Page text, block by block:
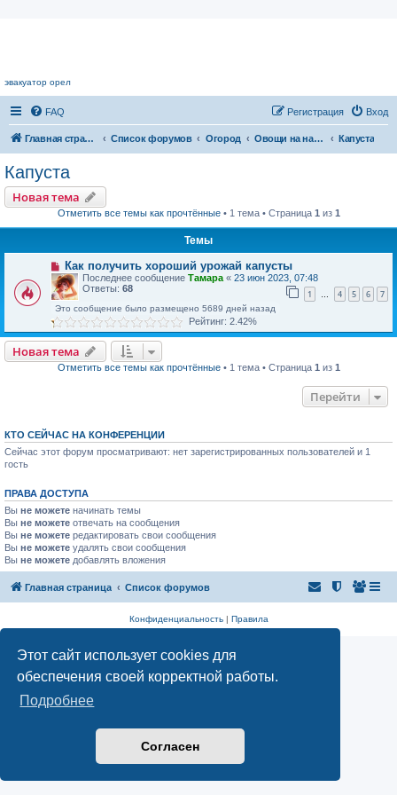
Этот сайт использует cookies для
обеспечения своей корректной работы.
Подробнее
Согласен
эвакуатор орел
FAQ Вход
Регистрация
Главная страница Список форумов Огород Овощи на наших грядках Капуста
Капуста
Новая тема
Отметить все темы как прочтённые• 1 тема • Страница 1 из 1
Темы
Как получить хороший урожай капусты
Последнее сообщение Тамара « 23 июн 2023, 07:48
Ответы: 68 1 … 4 5 6 7
Это сообщение было размещено 5689 дней назад
Рейтинг: 2.42%
Новая тема
Отметить все темы как прочтённые• 1 тема • Страница 1 из 1
Перейти
КТО СЕЙЧАС НА КОНФЕРЕНЦИИ
Сейчас этот форум просматривают: нет зарегистрированных пользователей и 1
гость
ПРАВА ДОСТУПА
Вы не можете начинать темы
Вы не можете отвечать на сообщения
Вы не можете редактировать свои сообщения
Вы не можете удалять свои сообщения
Вы не можете добавлять вложения
Главная страница Список форумов
Конфиденциальность| Правила